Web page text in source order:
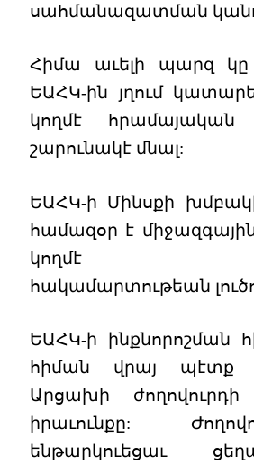
սահմանազատման
Հիմա աւելի պարզ կը
ԵԱՀԿ-ին յղում
կողմէ
շարունակէ մնալ:
ԵԱՀԿ-ի Մինսքի
համազօր է
կողմէ
հակամարտութեան
ԵԱՀԿ-ի ինքնորոշման
հիման վրայ պէտք
Արցախի ժողովուրդի
իրաւունքը:
ենթարկուեցաւ